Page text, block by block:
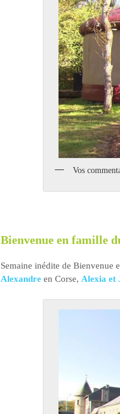
Vos
Bienvenue en famille
Semaine inédite de Bienvenue
Alexandre en Corse, Alexia et